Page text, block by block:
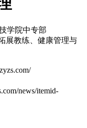
学院中专部
展教练、健康管理与
news/itemid-